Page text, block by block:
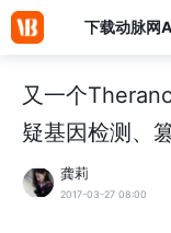
下载动脉网
又一个
疑基因检测、
龚莉
2017-03-27 08:00